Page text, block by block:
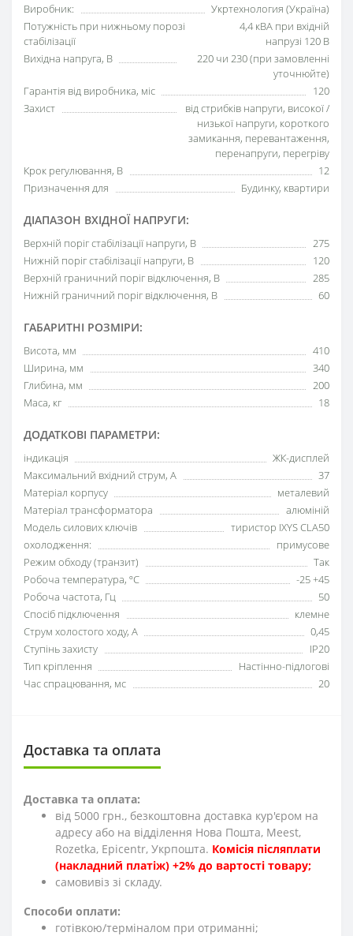
Виробник:
Укртехнология (Україна)
Потужність при нижньому порозі
стабілізації
4,4 кВА при вхідній
напрузі 120 В
Вихідна напруга, В
220 чи 230 (при замовленні
уточнюйте)
Гарантія від виробника, міс
120
Захист
від стрибків напруги, високої /
низької напруги, короткого
замикання, перевантаження,
перенапруги, перегріву
Крок регулювання, В
12
Призначення для
Будинку, квартири
ДІАПАЗОН ВХІДНОЇ НАПРУГИ:
Верхній поріг стабілізації напруги, В
275
Нижній поріг стабілізації напруги, В
120
Верхній граничний поріг відключення, В
285
Нижній граничний поріг відключення, В
60
ГАБАРИТНІ РОЗМІРИ:
Висота, мм
410
Ширина, мм
340
Глибина, мм
200
Маса, кг
18
ДОДАТКОВІ ПАРАМЕТРИ:
індикація
ЖК-дисплей
Максимальний вхідний струм, А
37
Матеріал корпусу
металевий
Матеріал трансформатора
алюміній
Модель силових ключів
тиристор IXYS CLA50
охолодження:
примусове
Режим обходу (транзит)
Так
Робоча температура, ºC
-25 +45
Робоча частота, Гц
50
Спосіб підключення
клемне
Струм холостого ходу, А
0,45
Ступінь захисту
IP20
Тип кріплення
Настінно-підлогові
Час спрацювання, мс
20
Доставка та оплата
Доставка та оплата:
від 5000 грн., безкоштовна доставка кур'єром на
адресу або на відділення Нова Пошта, Meest,
Rozetka, Epicentr, Укрпошта. Комісія післяплати
(накладний платіж) +2% до вартості товару;
cамовивіз зі складу.
Способи оплати:
готівкою/терміналом при отриманні;